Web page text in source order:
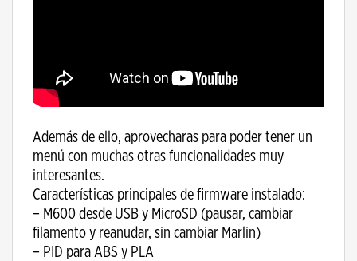
Además de ello, aprovecharas para poder tener un
menú con muchas otras funcionalidades muy
interesantes.
Características principales de firmware instalado:
– M600 desde USB y MicroSD (pausar, cambiar
filamento y reanudar, sin cambiar Marlin)
– PID para ABS y PLA